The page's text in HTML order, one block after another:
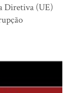
Diretiva (UE)